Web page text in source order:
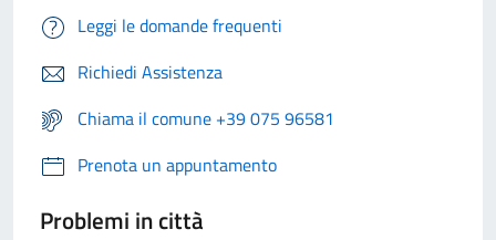
Leggi le domande frequenti
Richiedi Assistenza
Chiama il comune +39 075 96581
Prenota un appuntamento
Problemi in città